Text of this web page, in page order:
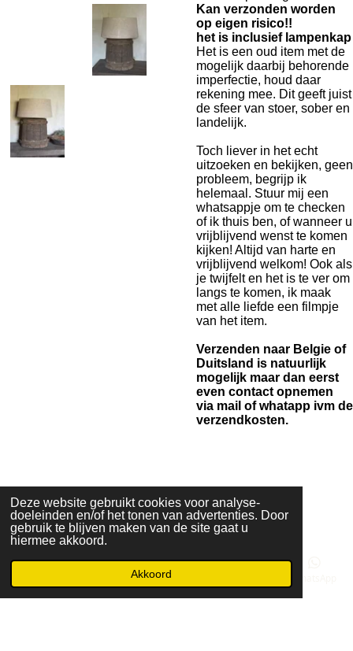
Deze website gebruikt cookies voor analyse-
doeleinden en/of het tonen van advertenties. Door
gebruik te blijven maken van de site gaat u
hiermee akkoord.
Akkoord
Kan verzonden worden
op eigen risico!!
het is inclusief lampenkap
Het is een oud item met de
mogelijk daarbij behorende
imperfectie, houd daar
rekening mee. Dit geeft juist
de sfeer van stoer, sober en
landelijk.
Toch liever in het echt
uitzoeken en bekijken, geen
probleem, begrijp ik
helemaal. Stuur mij een
whatsappje om te checken
of ik thuis ben, of wanneer u
vrijblijvend wenst te komen
kijken! Altijd van harte en
vrijblijvend welkom! Ook als
je twijfelt en het is te ver om
langs te komen, ik maak
met alle liefde een filmpje
van het item.
Verzenden naar Belgie of
Duitsland is natuurlijk
mogelijk maar dan eerst
even contact opnemen
via mail of whatapp ivm de
verzendkosten.
F
a
c
e
b
o
I
n
s
t
a
r
© 2023 - 2026 Biekkies
Powered byJouwWeb
Telefoonnummer